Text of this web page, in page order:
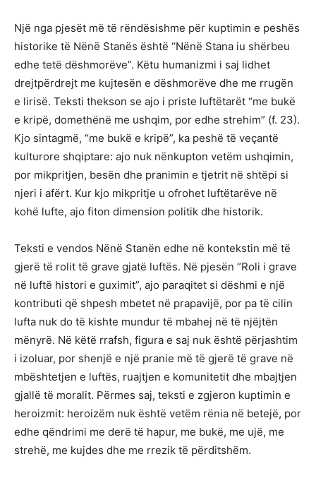
Një nga pjesët më të rëndësishme për kuptimin e peshës
historike të Nënë Stanës është “Nënë Stana iu shërbeu
edhe tetë dëshmorëve”. Këtu humanizmi i saj lidhet
drejtpërdrejt me kujtesën e dëshmorëve dhe me rrugën
e lirisë. Teksti thekson se ajo i priste luftëtarët “me bukë
e kripë, domethënë me ushqim, por edhe strehim” (f. 23).
Kjo sintagmë, “me bukë e kripë”, ka peshë të veçantë
kulturore shqiptare: ajo nuk nënkupton vetëm ushqimin,
por mikpritjen, besën dhe pranimin e tjetrit në shtëpi si
njeri i afërt. Kur kjo mikpritje u ofrohet luftëtarëve në
kohë lufte, ajo fiton dimension politik dhe historik.
Teksti e vendos Nënë Stanën edhe në kontekstin më të
gjerë të rolit të grave gjatë luftës. Në pjesën “Roli i grave
në luftë histori e guximit”, ajo paraqitet si dëshmi e një
kontributi që shpesh mbetet në prapavijë, por pa të cilin
lufta nuk do të kishte mundur të mbahej në të njëjtën
mënyrë. Në këtë rrafsh, figura e saj nuk është përjashtim
i izoluar, por shenjë e një pranie më të gjerë të grave në
mbështetjen e luftës, ruajtjen e komunitetit dhe mbajtjen
gjallë të moralit. Përmes saj, teksti e zgjeron kuptimin e
heroizmit: heroizëm nuk është vetëm rënia në betejë, por
edhe qëndrimi me derë të hapur, me bukë, me ujë, me
strehë, me kujdes dhe me rrezik të përditshëm.